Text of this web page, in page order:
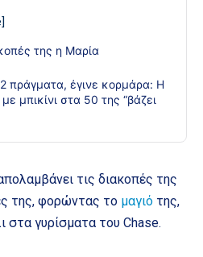
της η Μαρία
πράγματα, έγινε κορμάρα: Η
μπικίνι στα 50 της “βάζει
τις διακοπές της
της, φορώντας το μαγιό της,
στα γυρίσματα του Chase.